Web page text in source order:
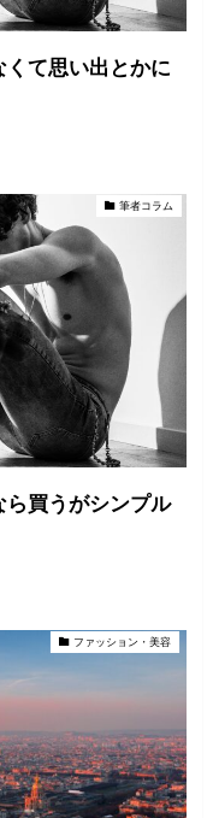
くて思い出とかに
筆者コラム
ら買うがシンプル
ファッション・美容